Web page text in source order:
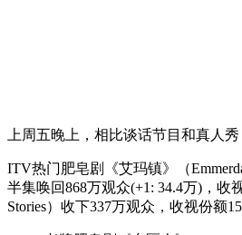
上周五晚上，相比谈话节目和真人
ITV热门肥皂剧《艾玛镇》（
半集唤回868万观众(+1: 34.4万)，收
Stories）收下337万观众，收视份额